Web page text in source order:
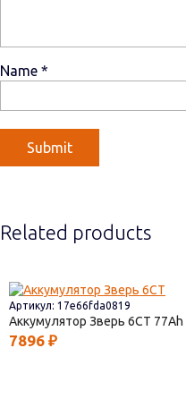
Name *
Related products
Артикул: 17e66fda0819
Аккумулятор Зверь 6СТ 77
7896 ₽